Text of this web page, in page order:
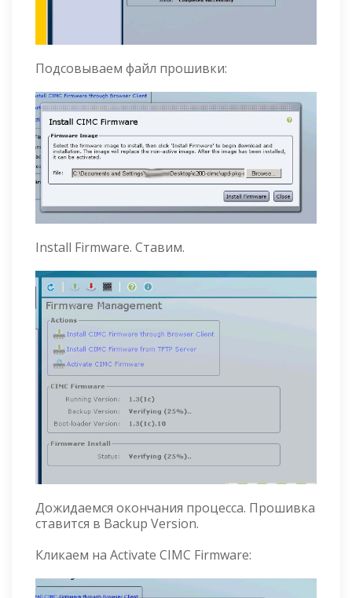
Подсовываем файл прошивки:
Install Firmware. Ставим.
Дожидаемся окончания процесса. Прошивка
ставится в Backup Version.
Кликаем на Activate CIMC Firmware: